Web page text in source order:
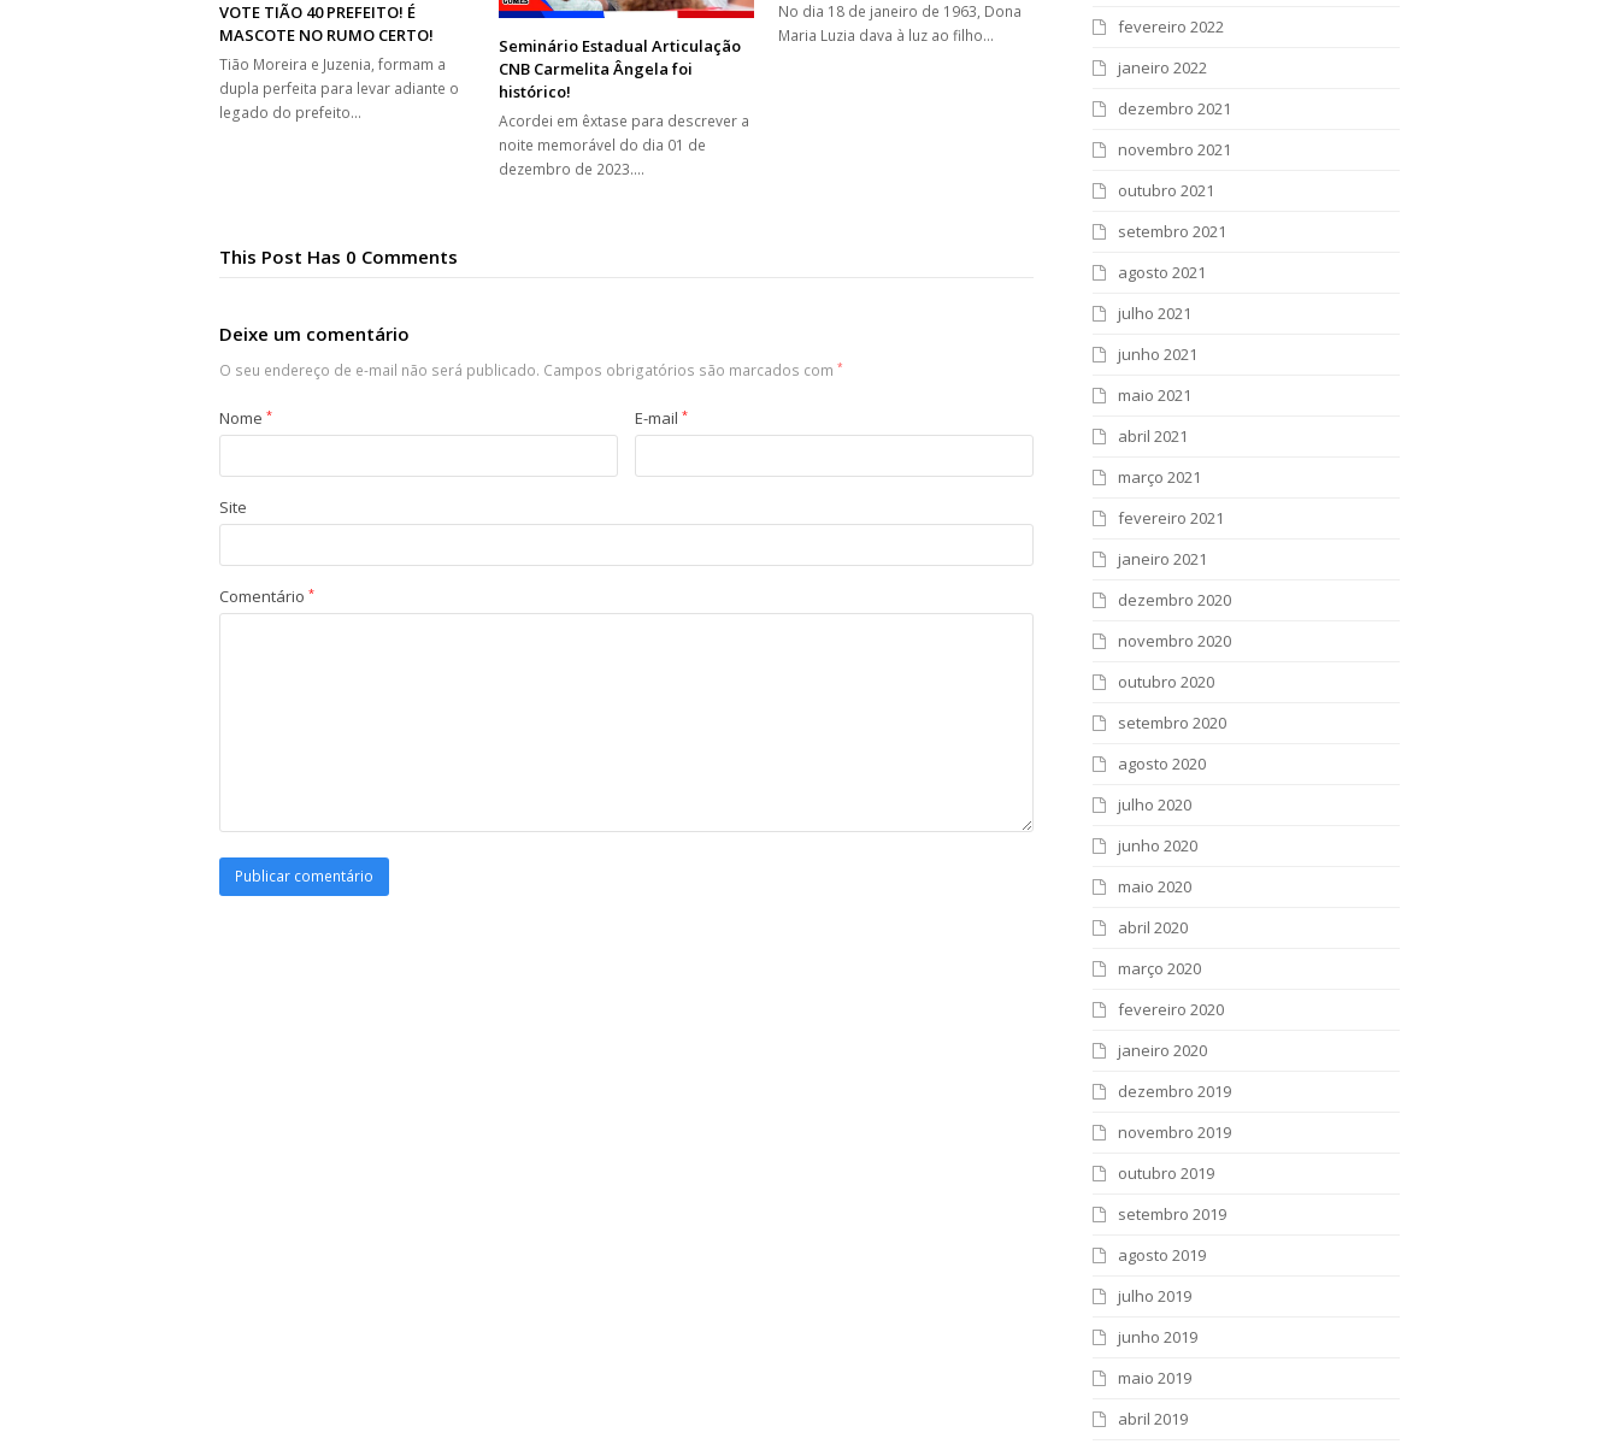
VOTE TIÃO 40 PREFEITO! É
MASCOTE NO RUMO CERTO!
Tião Moreira e Juzenia, formam a
dupla perfeita para levar adiante o
legado do prefeito…
Seminário Estadual Articulação
CNB Carmelita Ângela foi
histórico!
Acordei em êxtase para descrever a
noite memorável do dia 01 de
dezembro de 2023.…
No dia 18 de janeiro de 1963, Dona
Maria Luzia dava à luz ao filho…
This Post Has 0 Comments
Deixe um comentário
O seu endereço de e-mail não será publicado. Campos obrigatórios são marcados com *
Nome * E-mail *
Site
Comentário *
fevereiro 2022
janeiro 2022
dezembro 2021
novembro 2021
outubro 2021
setembro 2021
agosto 2021
julho 2021
junho 2021
maio 2021
abril 2021
março 2021
fevereiro 2021
janeiro 2021
dezembro 2020
novembro 2020
outubro 2020
setembro 2020
agosto 2020
julho 2020
junho 2020
maio 2020
abril 2020
março 2020
fevereiro 2020
janeiro 2020
dezembro 2019
novembro 2019
outubro 2019
setembro 2019
agosto 2019
julho 2019
junho 2019
maio 2019
abril 2019